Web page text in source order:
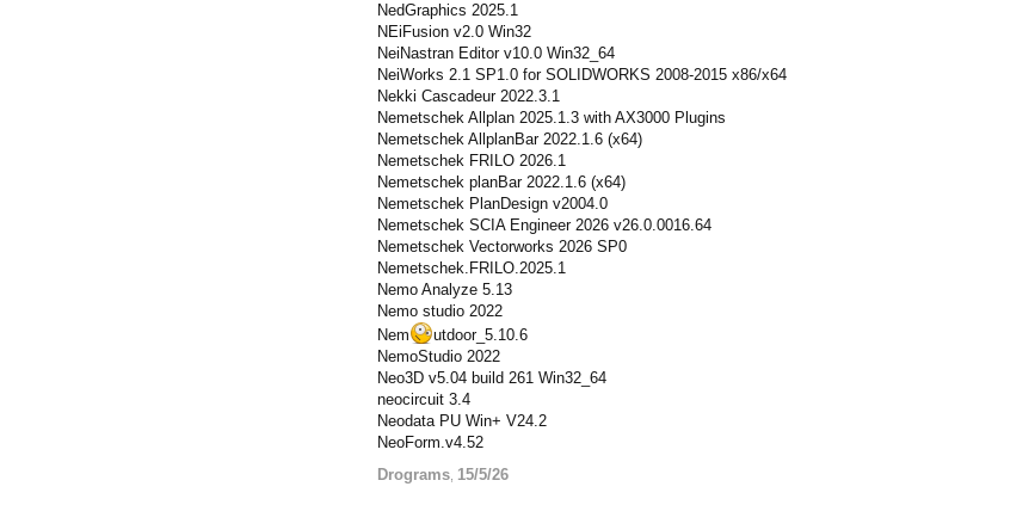
NedGraphics 2025.1
NEiFusion v2.0 Win32
NeiNastran Editor v10.0 Win32_64
NeiWorks 2.1 SP1.0 for SOLIDWORKS 2008-2015 x86/x64
Nekki Cascadeur 2022.3.1
Nemetschek Allplan 2025.1.3 with AX3000 Plugins
Nemetschek AllplanBar 2022.1.6 (x64)
Nemetschek FRILO 2026.1
Nemetschek planBar 2022.1.6 (x64)
Nemetschek PlanDesign v2004.0
Nemetschek SCIA Engineer 2026 v26.0.0016.64
Nemetschek Vectorworks 2026 SP0
Nemetschek.FRILO.2025.1
Nemo Analyze 5.13
Nemo studio 2022
Nem
utdoor_5.10.6
NemoStudio 2022
Neo3D v5.04 build 261 Win32_64
neocircuit 3.4
Neodata PU Win+ V24.2
NeoForm.v4.52
Drograms 15/5/26